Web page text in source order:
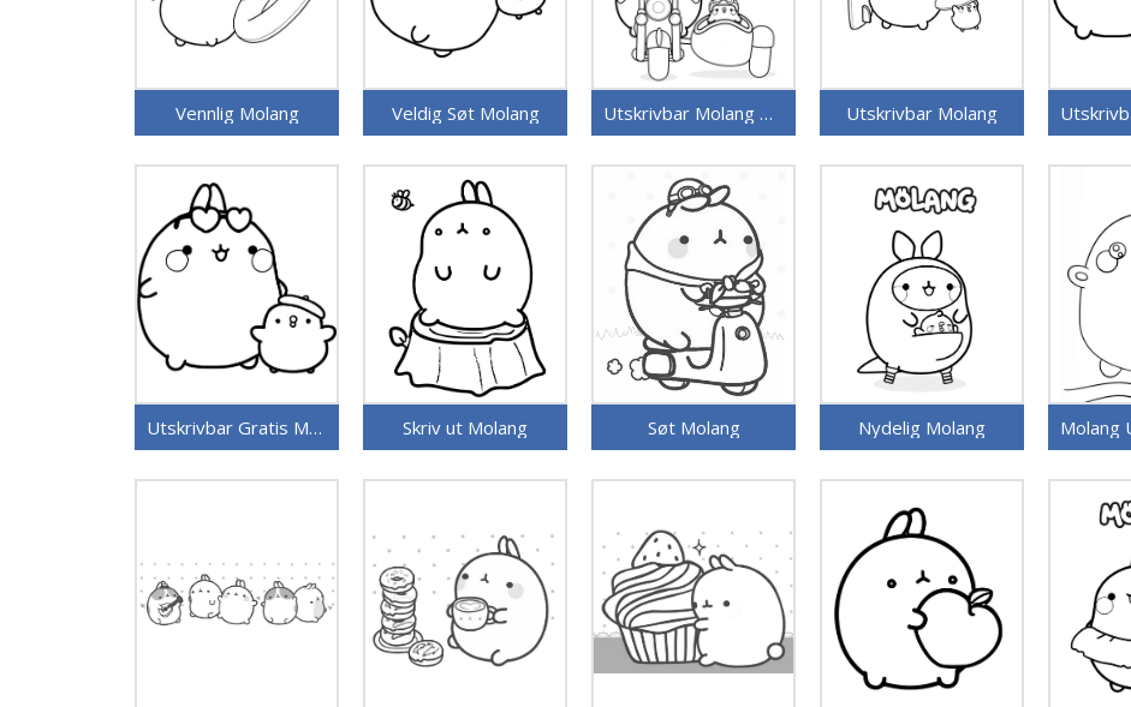
Vennlig Molang Veldig Søt Molang Utskrivbar Molang Bilde Utskrivbar Molang
Utskrivbar Gratis Molang Skriv ut Molang Søt Molang Nydelig Molang